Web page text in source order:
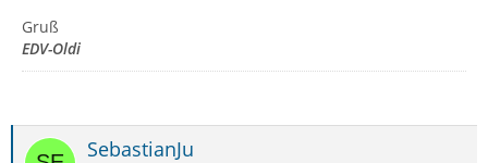
Gruß
EDV-Oldi
SebastianJu